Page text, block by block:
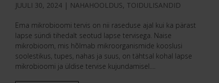
JUULI 30, 2024 | NAHAHOOLDUS, TOIDULISANDID
Ema mikrobioomi tervis on nii raseduse ajal kui ka pärast
lapse sündi tihedalt seotud lapse tervisega. Naise
mikrobioom, mis hõlmab mikroorganismide kooslusi
soolestikus, tupes, nahas ja suus, on tähtsal kohal lapse
mikrobioomi ja üldise tervise kujundamisel....